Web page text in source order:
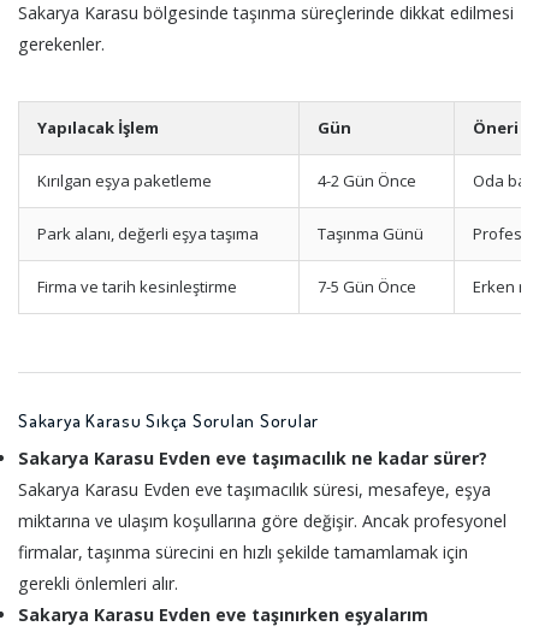
Sakarya Karasu bölgesinde taşınma süreçlerinde dikkat edilmesi
gerekenler.
Yapılacak İşlem Gün Öneri
Kırılgan eşya paketleme 4-2 Gün Önce Oda
Park alanı, değerli eşya taşıma Taşınma Günü
Firma ve tarih kesinleştirme 7-5 Gün Önce Erken
Sakarya Karasu Sıkça Sorulan Sorular
Sakarya Karasu Evden eve taşımacılık ne kadar sürer?
Sakarya Karasu Evden eve taşımacılık süresi, mesafeye, eşya
miktarına ve ulaşım koşullarına göre değişir. Ancak profesyonel
firmalar, taşınma sürecini en hızlı şekilde tamamlamak için
gerekli önlemleri alır.
Sakarya Karasu Evden eve taşınırken eşyalarım